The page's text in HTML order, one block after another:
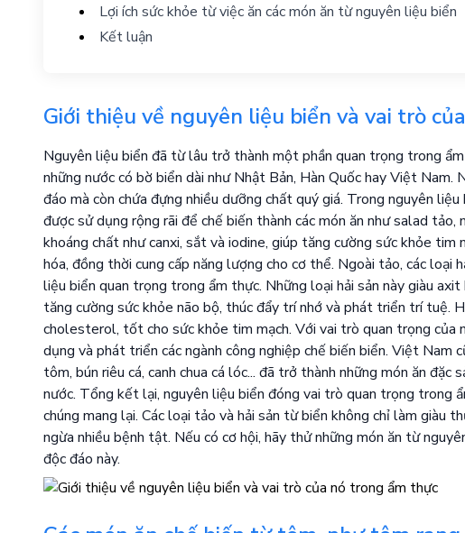
Lợi ích sức khỏe từ việc ăn các món ăn từ nguyên liệu biển
Kết luận
Giới thiệu về nguyên liệu biển và vai trò
Nguyên liệu biển đã từ lâu trở thành một phần quan trọng trong
những nước có bờ biển dài như Nhật Bản, Hàn Quốc hay Việt
đáo mà còn chứa đựng nhiều dưỡng chất quý giá. Trong nguyên
được sử dụng rộng rãi để chế biến thành các món ăn như salad tảo,
khoáng chất như canxi, sắt và iodine, giúp tăng cường sức khỏe
hóa, đồng thời cung cấp năng lượng cho cơ thể. Ngoài tảo, các loại
liệu biển quan trọng trong ẩm thực. Những loại hải sản này giàu
tăng cường sức khỏe não bộ, thúc đẩy trí nhớ và phát triển trí tuệ.
cholesterol, tốt cho sức khỏe tim mạch. Với vai trò quan trọng của
dụng và phát triển các ngành công nghiệp chế biến biển. Việt Nam
tôm, bún riêu cá, canh chua cá lóc... đã trở thành những món ăn đặc
nước. Tổng kết lại, nguyên liệu biển đóng vai trò quan trọng trong
chúng mang lại. Các loại tảo và hải sản từ biển không chỉ làm giàu
ngừa nhiều bệnh tật. Nếu có cơ hội, hãy thử những món ăn từ
độc đáo này.